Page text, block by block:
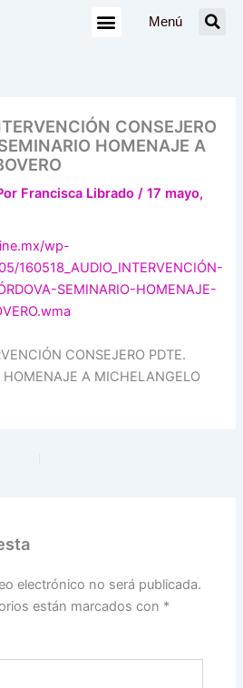
Menú
CONSEJERO
HOMENAJE A
Francisca Librado/17 mayo,
wp-
160518_AUDIO_INTERVENCIÓN-
SEMINARIO-HOMENAJE-
CONSEJERO PDTE.
A MICHELANGELO
electrónico no será publicada.
están marcados con *